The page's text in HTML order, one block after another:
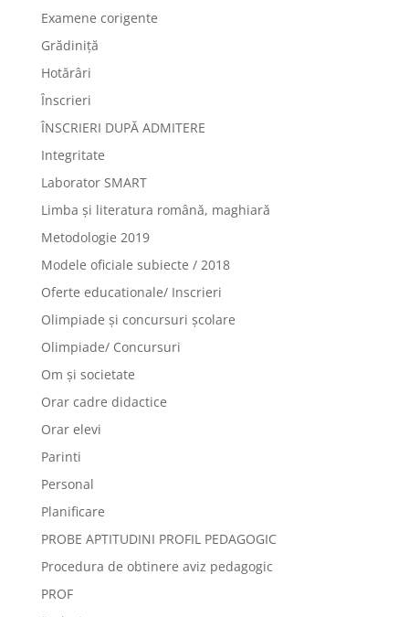
Examene corigente
Grădiniță
Hotărâri
Înscrieri
ÎNSCRIERI DUPĂ ADMITERE
Integritate
Laborator SMART
Limba şi literatura română, maghiară
Metodologie 2019
Modele oficiale subiecte / 2018
Oferte educationale/ Inscrieri
Olimpiade şi concursuri şcolare
Olimpiade/ Concursuri
Om și societate
Orar cadre didactice
Orar elevi
Parinti
Personal
Planificare
PROBE APTITUDINI PROFIL PEDAGOGIC
Procedura de obtinere aviz pedagogic
PROF